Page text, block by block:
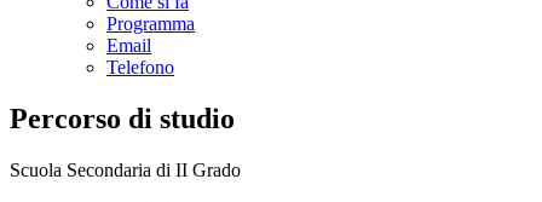
Programma
Email
Telefono
Percorso di studio
Scuola Secondaria di II Grado